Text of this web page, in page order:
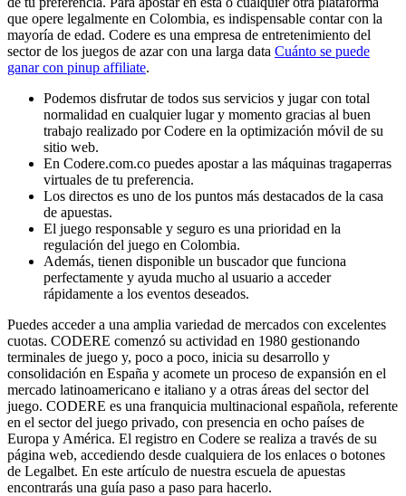
que opere legalmente en Colombia, es indispensable contar con la
mayoría de edad. Codere es una empresa de entretenimiento del
sector de los juegos de azar con una larga data Cuánto se puede
ganar con pinup affiliate.
Podemos disfrutar de todos sus servicios y jugar con total
normalidad en cualquier lugar y momento gracias al buen
trabajo realizado por Codere en la optimización móvil de su
sitio web.
En Codere.com.co puedes apostar a las máquinas tragaperras
virtuales de tu preferencia.
Los directos es uno de los puntos más destacados de la casa
de apuestas.
El juego responsable y seguro es una prioridad en la
regulación del juego en Colombia.
Además, tienen disponible un buscador que funciona
perfectamente y ayuda mucho al usuario a acceder
rápidamente a los eventos deseados.
Puedes acceder a una amplia variedad de mercados con excelentes
cuotas. CODERE comenzó su actividad en 1980 gestionando
terminales de juego y, poco a poco, inicia su desarrollo y
consolidación en España y acomete un proceso de expansión en el
mercado latinoamericano e italiano y a otras áreas del sector del
juego. CODERE es una franquicia multinacional española, referente
en el sector del juego privado, con presencia en ocho países de
Europa y América. El registro en Codere se realiza a través de su
página web, accediendo desde cualquiera de los enlaces o botones
de Legalbet. En este artículo de nuestra escuela de apuestas
encontrarás una guía paso a paso para hacerlo.